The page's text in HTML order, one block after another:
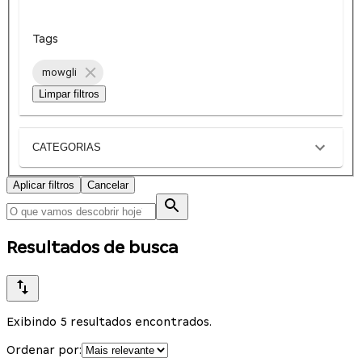
Tags
mowgli
Limpar filtros
CATEGORIAS
Aplicar filtros Cancelar
Resultados de busca
Exibindo 5 resultados encontrados.
Ordenar por: